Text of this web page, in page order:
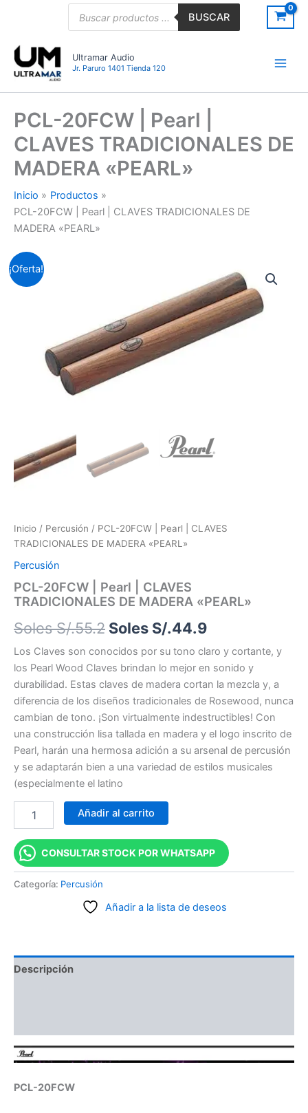
BUSCAR
Ultramar Audio
Jr. Paruro 1401 Tienda 120
PCL-20FCW | Pearl |
CLAVES TRADICIONALES DE
MADERA «PEARL»
Inicio
Productos
PCL-20FCW | Pearl | CLAVES TRADICIONALES DE
MADERA «PEARL»
¡Oferta!
Inicio / Percusión / PCL-20FCW | Pearl | CLAVES
TRADICIONALES DE MADERA «PEARL»
Percusión
PCL-20FCW | Pearl | CLAVES
TRADICIONALES DE MADERA «PEARL»
Soles S/.55.2
original
era:
Soles
Soles S/.44.9
precio
actual
es:
Los Claves son conocidos por su tono claro y cortante, y
los Pearl Wood Claves brindan lo mejor en sonido y
durabilidad. Estas claves de madera cortan la mezcla y, a
diferencia de los diseños tradicionales de Rosewood, nunca
cambian de tono. ¡Son virtualmente indestructibles! Con
una construcción lisa tallada en madera y el logo inscrito de
Pearl, harán una hermosa adición a su arsenal de percusión
y se adaptarán bien a una variedad de estilos musicales
(especialmente el latino
PCL-
20FCW
TRADICIONALES
MADERA
Añadir al carrito
CONSULTAR STOCK POR WHATSAPP
Categoría: Percusión
Añadir a la lista de deseos
Descripción
PCL-20FCW